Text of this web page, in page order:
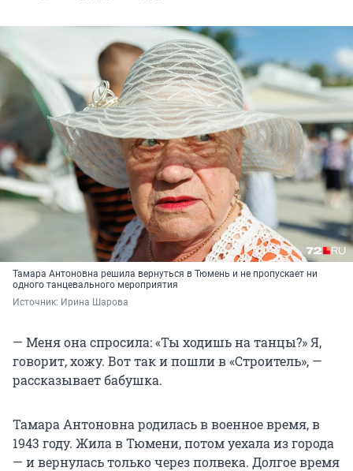
Тамара Антоновна решила вернуться в Тюмень и не пропускает ни
одного танцевального мероприятия
Источник: Ирина Шарова
— Меня она спросила: «Ты ходишь на танцы?» Я,
говорит, хожу. Вот так и пошли в «Строитель», —
рассказывает бабушка.
Тамара Антоновна родилась в военное время, в
1943 году. Жила в Тюмени, потом уехала из города
— и вернулась только через полвека. Долгое время